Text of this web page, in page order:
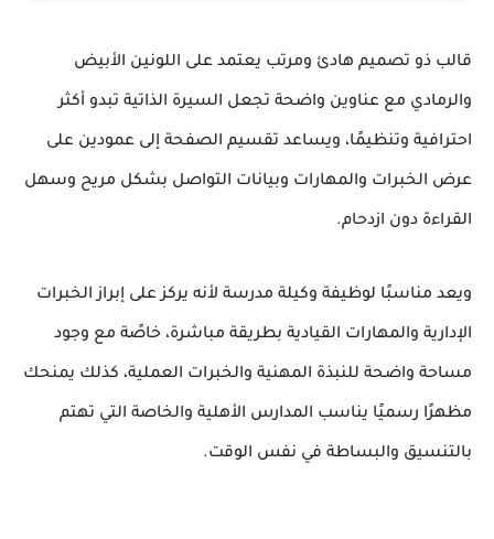
قالب ذو تصميم هادئ ومرتب يعتمد على اللونين الأبيض
والرمادي مع عناوين واضحة تجعل السيرة الذاتية تبدو أكثر
احترافية وتنظيمًا، ويساعد تقسيم الصفحة إلى عمودين على
عرض الخبرات والمهارات وبيانات التواصل بشكل مريح وسهل
القراءة دون ازدحام.
ويعد مناسبًا لوظيفة وكيلة مدرسة لأنه يركز على إبراز الخبرات
الإدارية والمهارات القيادية بطريقة مباشرة، خاصًة مع وجود
مساحة واضحة للنبذة المهنية والخبرات العملية، كذلك يمنحك
مظهرًا رسميًا يناسب المدارس الأهلية والخاصة التي تهتم
بالتنسيق والبساطة في نفس الوقت.